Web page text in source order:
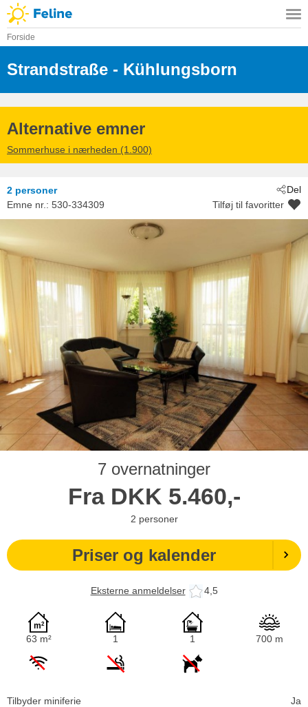
Forside
Strandstraße
- 18225
- Kühlungsborn
Alternative emner
Sommerhuse i nærheden (1.900)
Del
2 personer
Emne nr.: 530-334309 Tilføj til favoritter
7 overnatninger
Fra DKK 5.460,-
2 personer
Priser og kalender
Eksterne anmeldelser 4,5
63 m² 1 1 700 m
Tilbyder miniferie
Ja